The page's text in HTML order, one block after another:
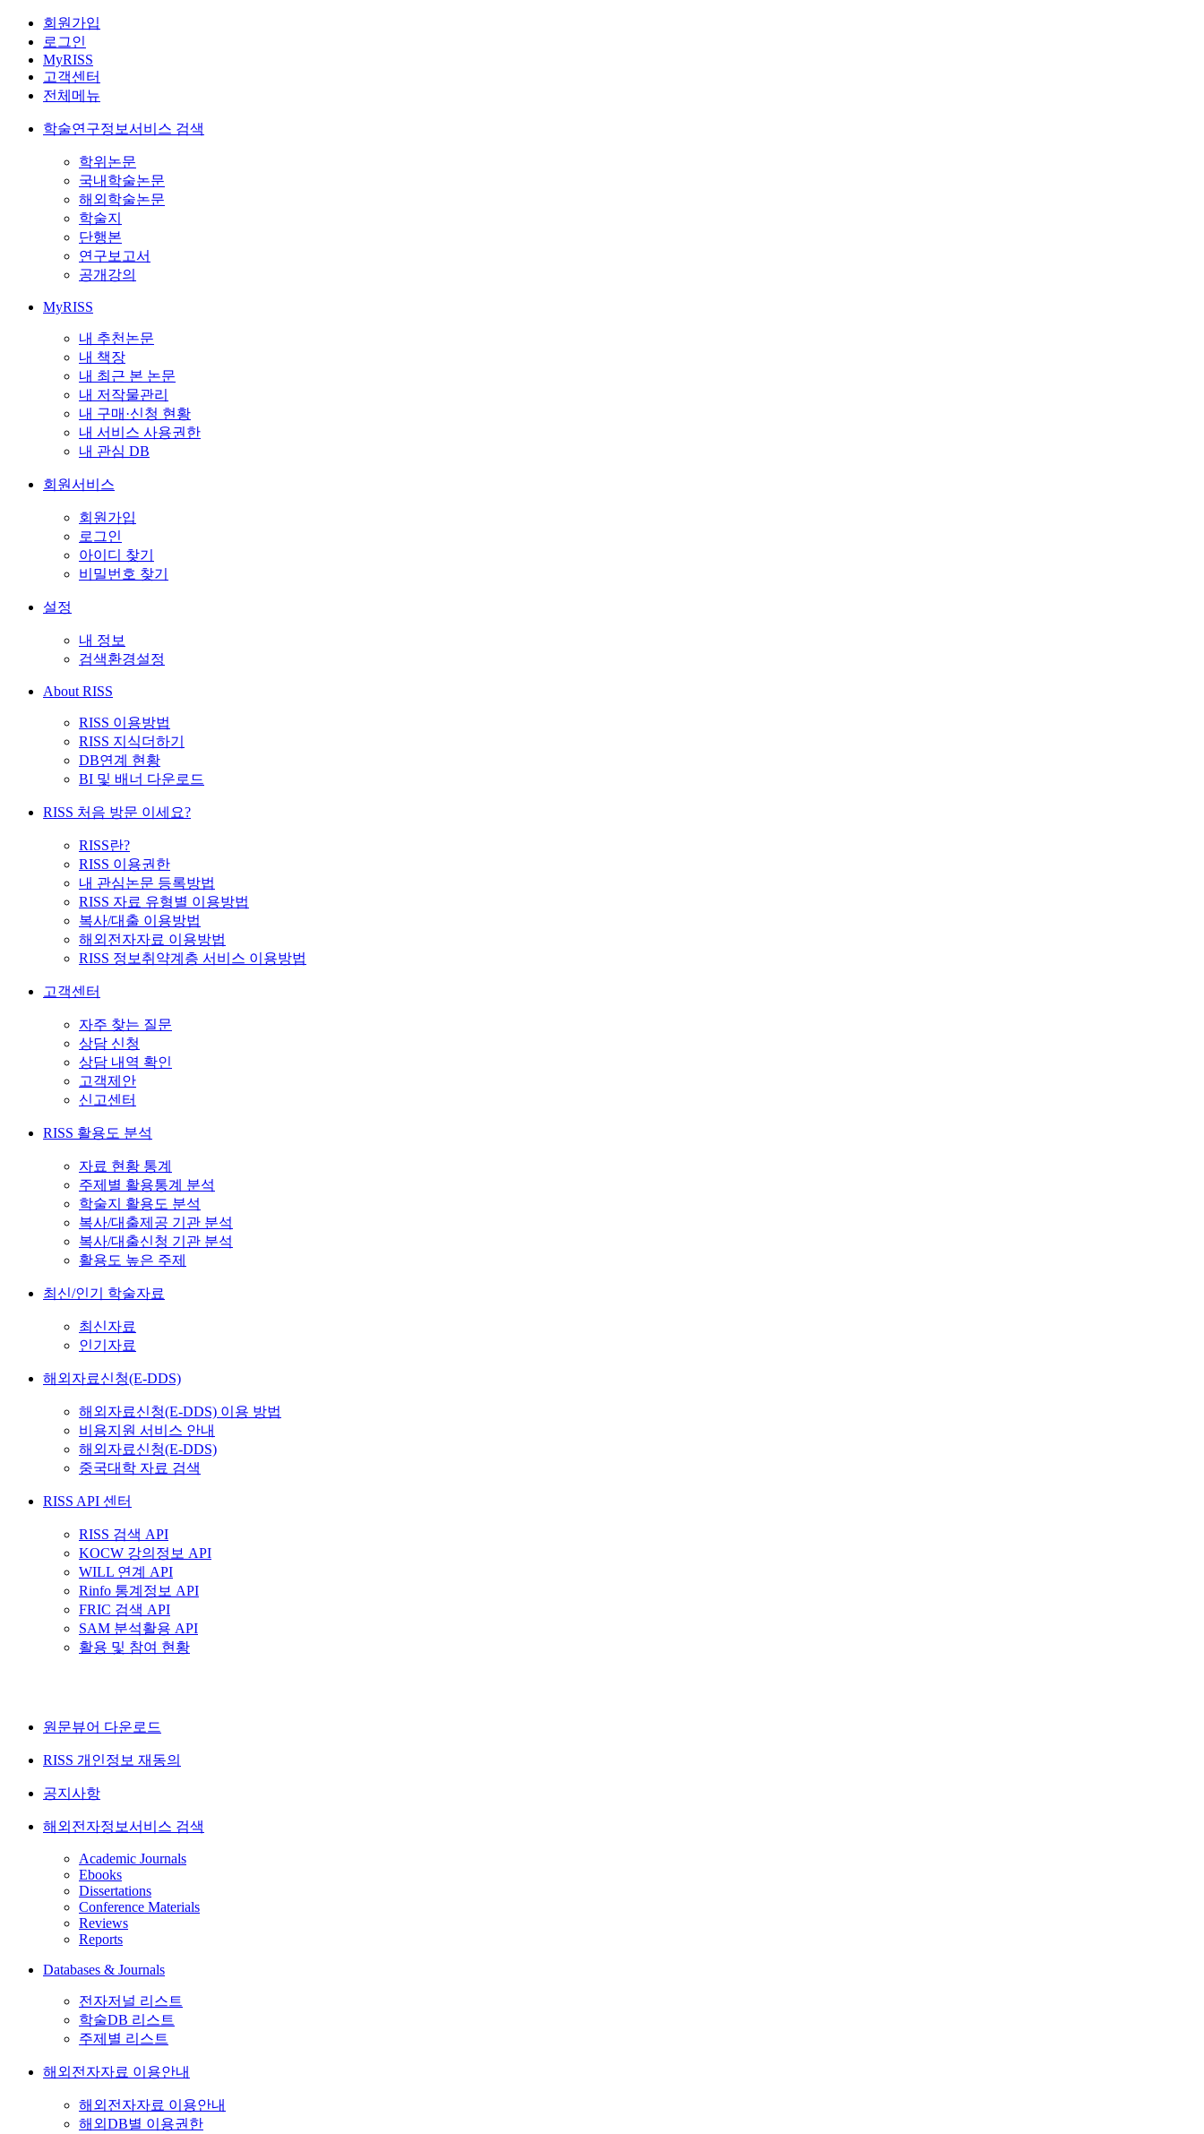
회원가입
로그인
MyRISS
고객센터
전체메뉴
학술연구정보서비스 검색
학위논문
국내학술논문
해외학술논문
학술지
단행본
연구보고서
공개강의
MyRISS
내 추천논문
내 책장
내 최근 본 논문
내 저작물관리
내 구매·신청 현황
내 서비스 사용권한
내 관심 DB
회원서비스
회원가입
로그인
아이디 찾기
비밀번호 찾기
설정
내 정보
검색환경설정
About RISS
RISS 이용방법
RISS 지식더하기
DB연계 현황
BI 및 배너 다운로드
RISS 처음 방문 이세요?
RISS란?
RISS 이용권한
내 관심논문 등록방법
RISS 자료 유형별 이용방법
복사/대출 이용방법
해외전자자료 이용방법
RISS 정보취약계층 서비스 이용방법
고객센터
자주 찾는 질문
상담 신청
상담 내역 확인
고객제안
신고센터
RISS 활용도 분석
자료 현황 통계
주제별 활용통계 분석
학술지 활용도 분석
복사/대출제공 기관 분석
복사/대출신청 기관 분석
활용도 높은 주제
최신/인기 학술자료
최신자료
인기자료
해외자료신청(E-DDS)
해외자료신청(E-DDS) 이용 방법
비용지원 서비스 안내
해외자료신청(E-DDS)
중국대학 자료 검색
RISS API 센터
RISS 검색 API
KOCW 강의정보 API
WILL 연계 API
Rinfo 통계정보 API
FRIC 검색 API
SAM 분석활용 API
활용 및 참여 현황
원문뷰어 다운로드
RISS 개인정보 재동의
공지사항
해외전자정보서비스 검색
Academic Journals
Ebooks
Dissertations
Conference Materials
Reviews
Reports
Databases & Journals
전자저널 리스트
학술DB 리스트
주제별 리스트
해외전자자료 이용안내
해외전자자료 이용안내
해외DB별 이용권한